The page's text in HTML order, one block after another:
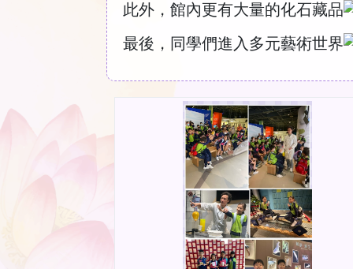
此外，館內更有大量的化石藏品
最後，同學們進入多元藝術世界